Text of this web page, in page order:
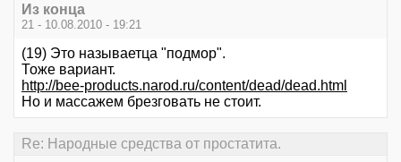
Из конца
21 - 10.08.2010 - 19:21
(19) Это называетца "подмор".
Тоже вариант.
http://bee-products.narod.ru/content/dead/dead.html
Но и массажем брезговать не стоит.
Re: Народные средства от простатита.